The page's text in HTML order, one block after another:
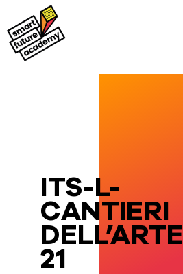
ITS-L-
CANTIERI
DELL’ARTE
21